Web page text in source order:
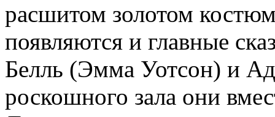
расшитом золотом
появляются и главные
Белль (Эмма Уотсон) и
роскошного зала они